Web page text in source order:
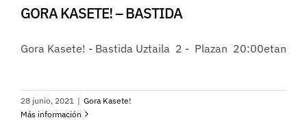
GORA KASETE! – BASTIDA
Gora Kasete! - Bastida Uztaila 2 - Plazan 20:00etan
28 junio, 2021 | Gora Kasete!
Más información